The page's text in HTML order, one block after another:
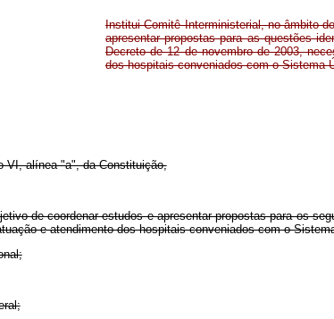
Institui Comitê Interministerial, no âmbito
apresentar propostas para as questões
Decreto de 12 de novembro de 2003,
dos hospitais conveniados com o Sistema
VI, alínea "a", da Constituição,
de coordenar estudos e apresentar propostas para os
e atendimento dos hospitais conveniados com o